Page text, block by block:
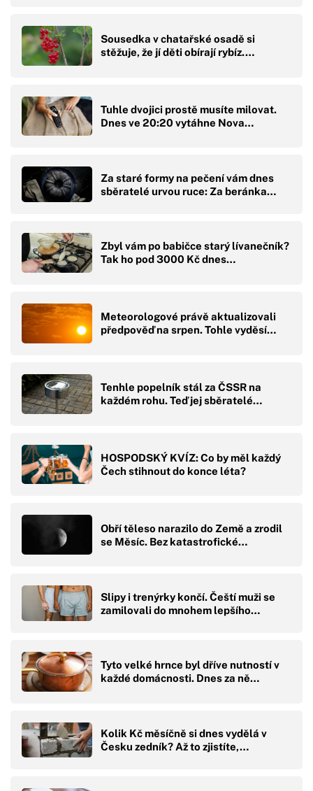
Sousedka v chatařské osadě si
stěžuje, že jí děti obírají rybíz.…
Tuhle dvojici prostě musíte milovat.
Dnes ve 20:20 vytáhne Nova…
Za staré formy na pečení vám dnes
sběratelé urvou ruce: Za beránka…
Zbyl vám po babičce starý lívanečník?
Tak ho pod 3000 Kč dnes…
Meteorologové právě aktualizovali
předpověď na srpen. Tohle vyděsí…
Tenhle popelník stál za ČSSR na
každém rohu. Teď jej sběratelé…
HOSPODSKÝ KVÍZ: Co by měl každý
Čech stihnout do konce léta?
Obří těleso narazilo do Země a zrodil
se Měsíc. Bez katastrofické…
Slipy i trenýrky končí. Čeští muži se
zamilovali do mnohem lepšího…
Tyto velké hrnce byl dříve nutností v
každé domácnosti. Dnes za ně…
Kolik Kč měsíčně si dnes vydělá v
Česku zedník? Až to zjistíte,…